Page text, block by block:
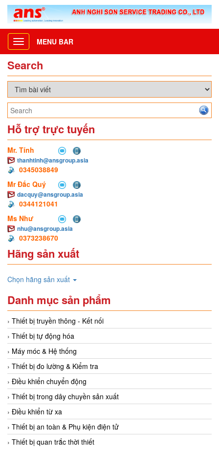
Toggle
navigation
MENU BAR
Search
Hỗ trợ trực tuyến
Mr. Tính
thanhtinh@ansgroup.asia
0345038849
Mr Đắc Quý
dacquy@ansgroup.asia
0344121041
Ms Như
nhu@ansgroup.asia
0373238670
Hãng sản xuất
Chọn hãng sản xuất
Danh mục sản phẩm
Thiết bị truyền thông - Kết nối
Thiết bị tự động hóa
Máy móc & Hệ thống
Thiết bị đo lường & Kiểm tra
Điều khiển chuyển động
Thiết bị trong dây chuyền sản xuất
Điều khiển từ xa
Thiết bị an toàn & Phụ kiện điện tử
Thiết bị quan trắc thời thiết